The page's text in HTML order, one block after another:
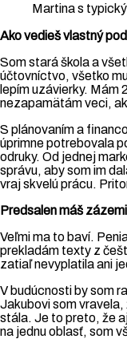
Martina s
Ako vedieš vlastný
Som stará škola a
účtovníctvo, všetko
lepím uzávierky. Mám
nezapamätám veci,
S plánovaním a
úprimne potrebovala
odruky. Od jednej
správu, aby som im
vraj skvelú prácu.
Predsalen máš
Veľmi ma to baví.
prekladám texty z
zatiaľ nevyplatila ani
V budúcnosti by som
Jakubovi som
stála. Je to preto, že
na jednu oblasť, som